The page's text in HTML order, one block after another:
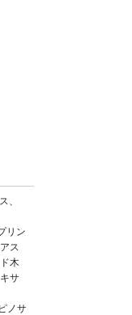
、
リン
ス
木
サ
ノサ